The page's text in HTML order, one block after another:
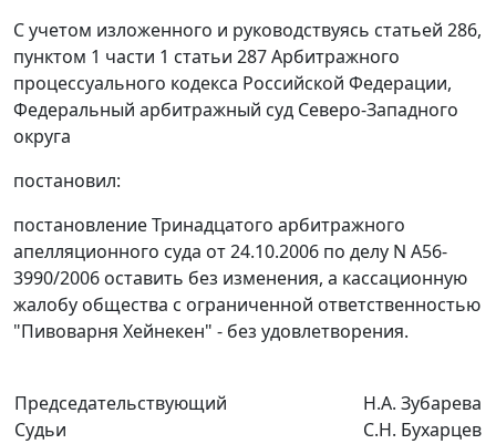
С учетом изложенного и руководствуясь статьей 286,
пунктом 1 части 1 статьи 287Арбитражного
процессуального кодекса Российской Федерации,
Федеральный арбитражный суд Северо-Западного
округа
постановил:
постановление Тринадцатого арбитражного
апелляционного суда от 24.10.2006 по делу N А56-
3990/2006 оставить без изменения, а кассационную
жалобу общества с ограниченной ответственностью
"Пивоварня Хейнекен" - без удовлетворения.
Председательствующий
Судьи
Н.А. Зубарева
С.Н. Бухарцев